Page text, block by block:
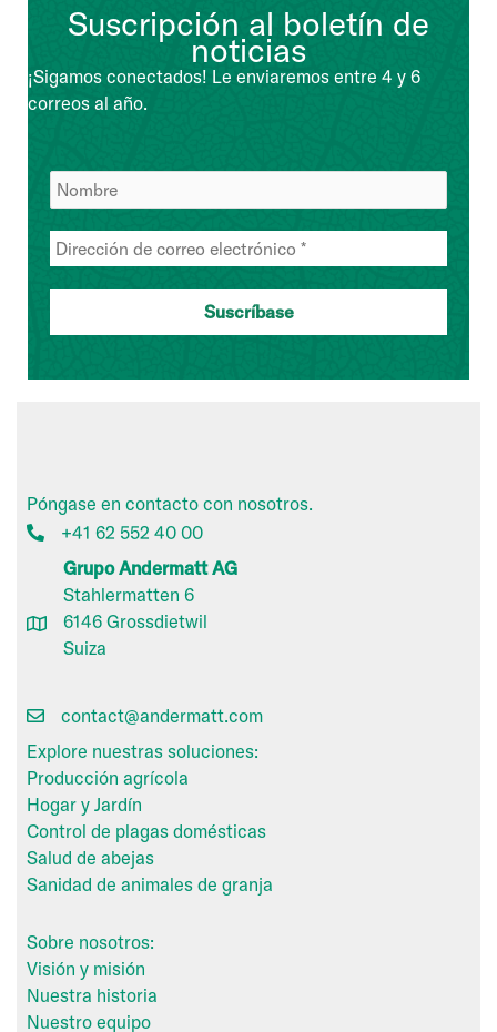
Suscripción al boletín de
noticias
¡Sigamos conectados! Le enviaremos entre 4 y 6
correos al año.
Póngase en contacto con nosotros.
+41 62 552 40 00
Grupo Andermatt AG
Stahlermatten 6
6146 Grossdietwil
Suiza
contact@andermatt.com
Explore nuestras soluciones:
Producción agrícola
Hogar y Jardín
Control de plagas domésticas
Salud de abejas
Sanidad de animales de granja
Sobre nosotros:
Visión y misión
Nuestra historia
Nuestro equipo